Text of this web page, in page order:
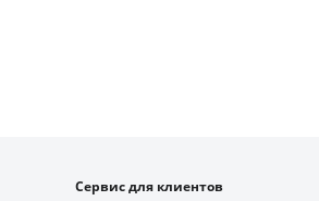
Сервис для клиентов